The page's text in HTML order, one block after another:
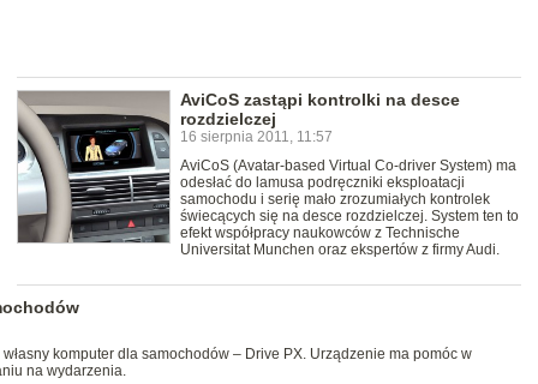
AviCoS zastąpi kontrolki na desce
rozdzielczej
16 sierpnia 2011, 11:57
AviCoS (Avatar-based Virtual Co-driver System) ma
odesłać do lamusa podręczniki eksploatacji
samochodu i serię mało zrozumiałych kontrolek
świecących się na desce rozdzielczej. System ten to
efekt współpracy naukowców z Technische
Universitat Munchen oraz ekspertów z firmy Audi.
komputer dla samochodów – Drive PX. Urządzenie ma pomóc w
na wydarzenia.